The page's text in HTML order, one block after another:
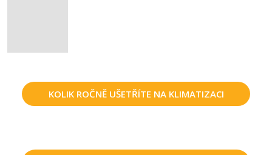
KOLIK ROČNĚ UŠETŘÍTE NA KLIMATIZACI